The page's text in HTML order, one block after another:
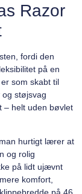
Razor
fordi den
på en
som skabt til
støjsvag
– helt uden bøvlet
hurtigt lærer at
og rolig
på lidt ujævnt
komfort,